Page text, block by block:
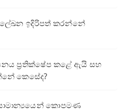
ලේඛන ඉදිරිපත් කරන්නේ
ප්‍රතික්ෂේප කළේ ඇයි සහ
කෙසේද?
සාමාන්‍යයෙන් කොපමණ